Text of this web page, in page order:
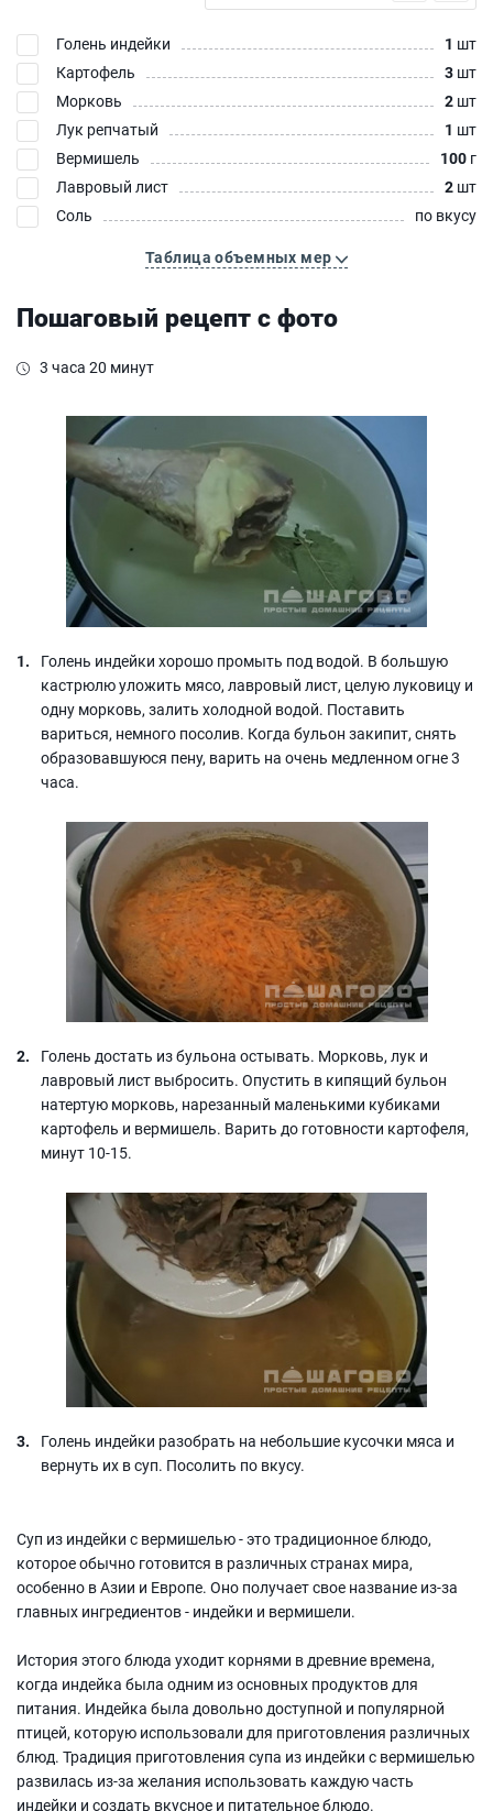
Голень индейки 1 шт
Картофель
3 шт
Морковь
2 шт
Лук репчатый
1 шт
Вермишель
100 г
Лавровый лист
2 шт
Соль
по вкусу
Таблица объемных мер
Пошаговый рецепт с фото
3 часа 20 минут
Голень индейки хорошо промыть под водой. В большую
кастрюлю уложить мясо, лавровый лист, целую луковицу и
одну морковь, залить холодной водой. Поставить
вариться, немного посолив. Когда бульон закипит, снять
образовавшуюся пену, варить на очень медленном огне 3
часа.
Голень достать из бульона остывать. Морковь, лук и
лавровый лист выбросить. Опустить в кипящий бульон
натертую морковь, нарезанный маленькими кубиками
картофель и вермишель. Варить до готовности картофеля,
минут 10-15.
Голень индейки разобрать на небольшие кусочки мяса и
вернуть их в суп. Посолить по вкусу.
Суп из индейки с вермишелью - это традиционное блюдо,
которое обычно готовится в различных странах мира,
особенно в Азии и Европе. Оно получает свое название из-за
главных ингредиентов - индейки и вермишели.
История этого блюда уходит корнями в древние времена,
когда индейка была одним из основных продуктов для
питания. Индейка была довольно доступной и популярной
птицей, которую использовали для приготовления различных
блюд. Традиция приготовления супа из индейки с вермишелью
развилась из-за желания использовать каждую часть
индейки и создать вкусное и питательное блюдо.